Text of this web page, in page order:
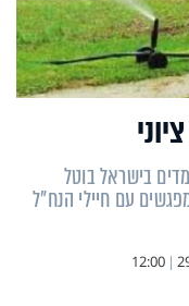
בישראל בוטל
עם חיילי הנח"ל
|
12:00